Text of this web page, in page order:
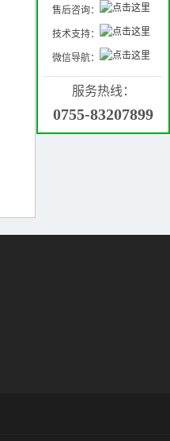
售后咨询：
技术支持：
微信导航：
服务热线：
0755-83207899